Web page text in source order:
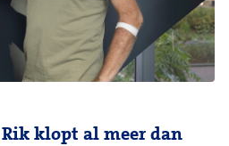
klopt al meer dan